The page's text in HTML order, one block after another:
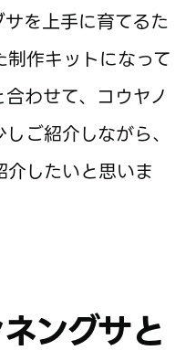
を上手に育てるた
作キットになって
わせて、コウヤノ
ご紹介しながら、
したいと思いま
ングサと